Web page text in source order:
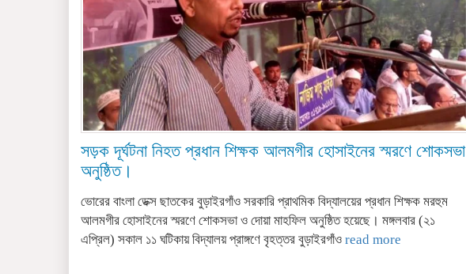
সড়ক দূর্ঘটনা নিহত প্রধান শিক্ষক আলমগীর হোসাইনের স্মরণে শোকসভা
অনুষ্ঠিত।
ভোরের বাংলা ডেক্স ছাতকের বুড়াইরগাঁও সরকারি প্রাথমিক বিদ্যালয়ের প্রধান শিক্ষক মরহুম
আলমগীর হোসাইনের স্মরণে শোকসভা ও দোয়া মাহফিল অনুষ্ঠিত হয়েছে। মঙ্গলবার (২১
এপ্রিল) সকাল ১১ ঘটিকায় বিদ্যালয় প্রাঙ্গণে বৃহত্তর বুড়াইরগাঁও read more